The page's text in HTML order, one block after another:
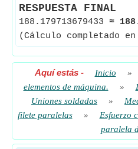
RESPUESTA FINAL
188.179713679433 ≈
(Cálculo completado
Aquí estás- Inicio »
elementos de máquina.
»
Uniones soldadas
»
filete paralelas
»
Esfuerzo
paralela